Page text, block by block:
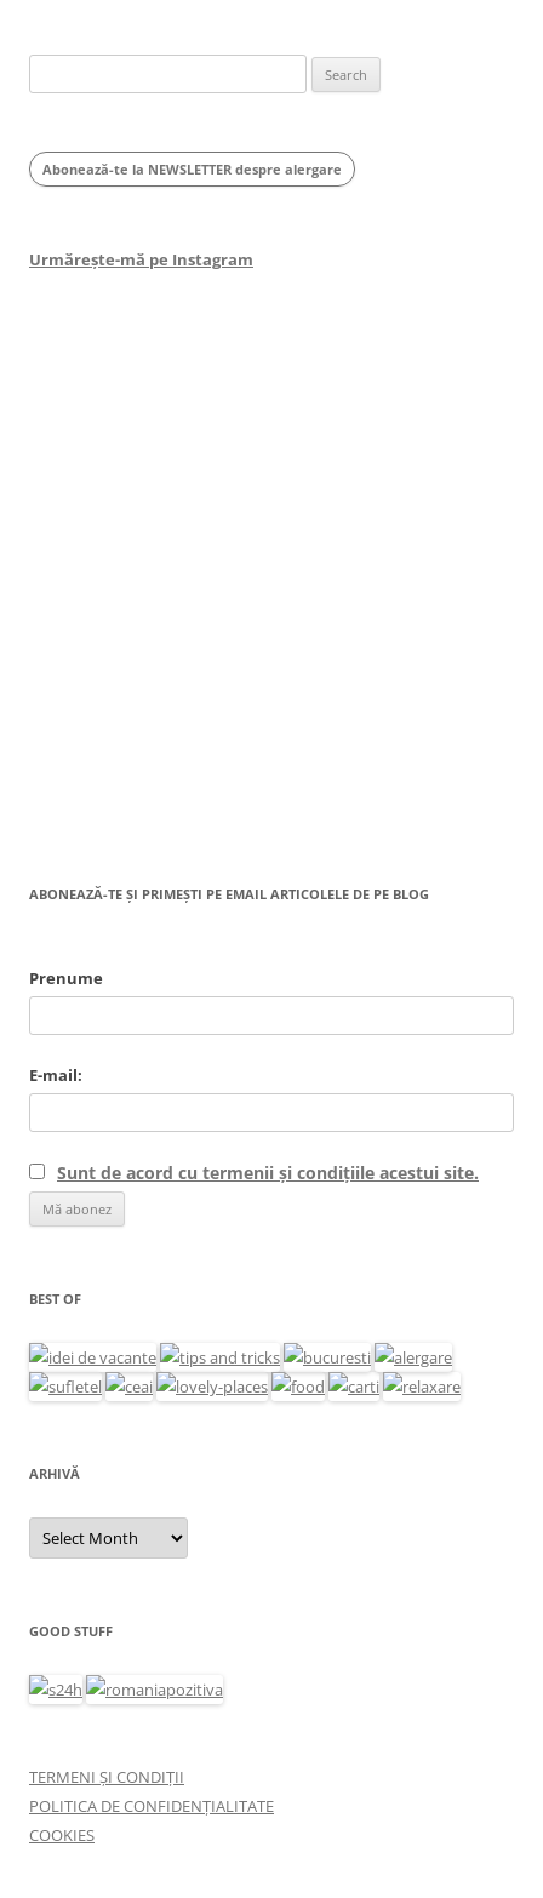
for:
Abonează-te la NEWSLETTER despre alergare
Urmărește-mă pe Instagram
ABONEAZĂ-TE ȘI PRIMEȘTI PE EMAIL ARTICOLELE DE PE BLOG
Prenume
E-mail:
Sunt de acord cu termenii și condițiile acestui site.
BEST OF
ARHIVĂ
Arhivă
GOOD STUFF
TERMENI ȘI CONDIȚII
POLITICA DE CONFIDENȚIALITATE
COOKIES